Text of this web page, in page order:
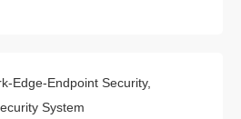
Edge-Endpoint Security,
System